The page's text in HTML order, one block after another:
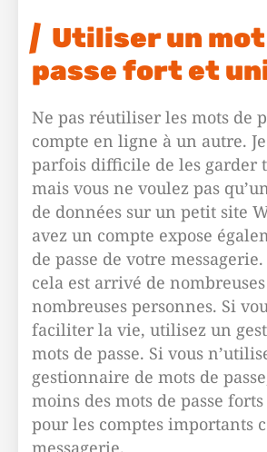
Utiliser un mot
passe fort et
Ne pas réutiliser les mots de
compte en ligne à un autre.
parfois difficile de les garder
mais vous ne voulez pas
de données sur un petit site
avez un compte expose
de passe de votre
cela est arrivé de
nombreuses personnes. Si
faciliter la vie, utilisez un
mots de passe. Si vous
gestionnaire de mots de
moins des mots de passe
pour les comptes importants
messagerie.